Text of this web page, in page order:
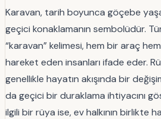
Karavan, tarih boyunca göçebe
geçici konaklamanın sembolüdür.
“karavan” kelimesi, hem bir araç
hareket eden insanları ifade eder.
genellikle hayatın akışında bir
da geçici bir duraklama ihtiyacını
ilgili bir rüya ise, ev halkının birlikte